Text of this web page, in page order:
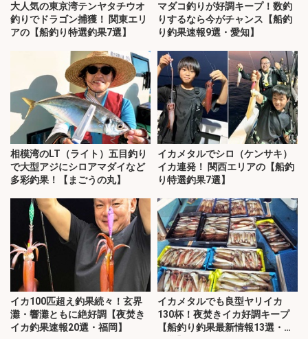
大人気の東京湾テンヤタチウオ
釣りでドラゴン捕獲！ 関東エリ
アの【船釣り特選釣果7選】
マダコ釣りが好調キープ！数釣
りするなら今がチャンス【船釣
り釣果速報9選・愛知】
相模湾のLT（ライト）五目釣り
で大型アジにシロアマダイなど
多彩釣果！【まごうの丸】
イカメタルでシロ（ケンサキ）
イカ連発！ 関西エリアの【船釣
り特選釣果7選】
イカ100匹超え釣果続々！玄界
灘・響灘ともに絶好調【夜焚き
イカ釣果速報20選・福岡】
イカメタルでも良型ヤリイカ
130杯！夜焚きイカ好調キープ
【船釣り釣果最新情報13選・玄